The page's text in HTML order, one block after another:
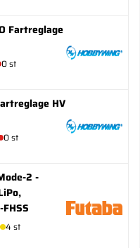
Fartreglage
0 st
HV
0 st
2 -
4 st